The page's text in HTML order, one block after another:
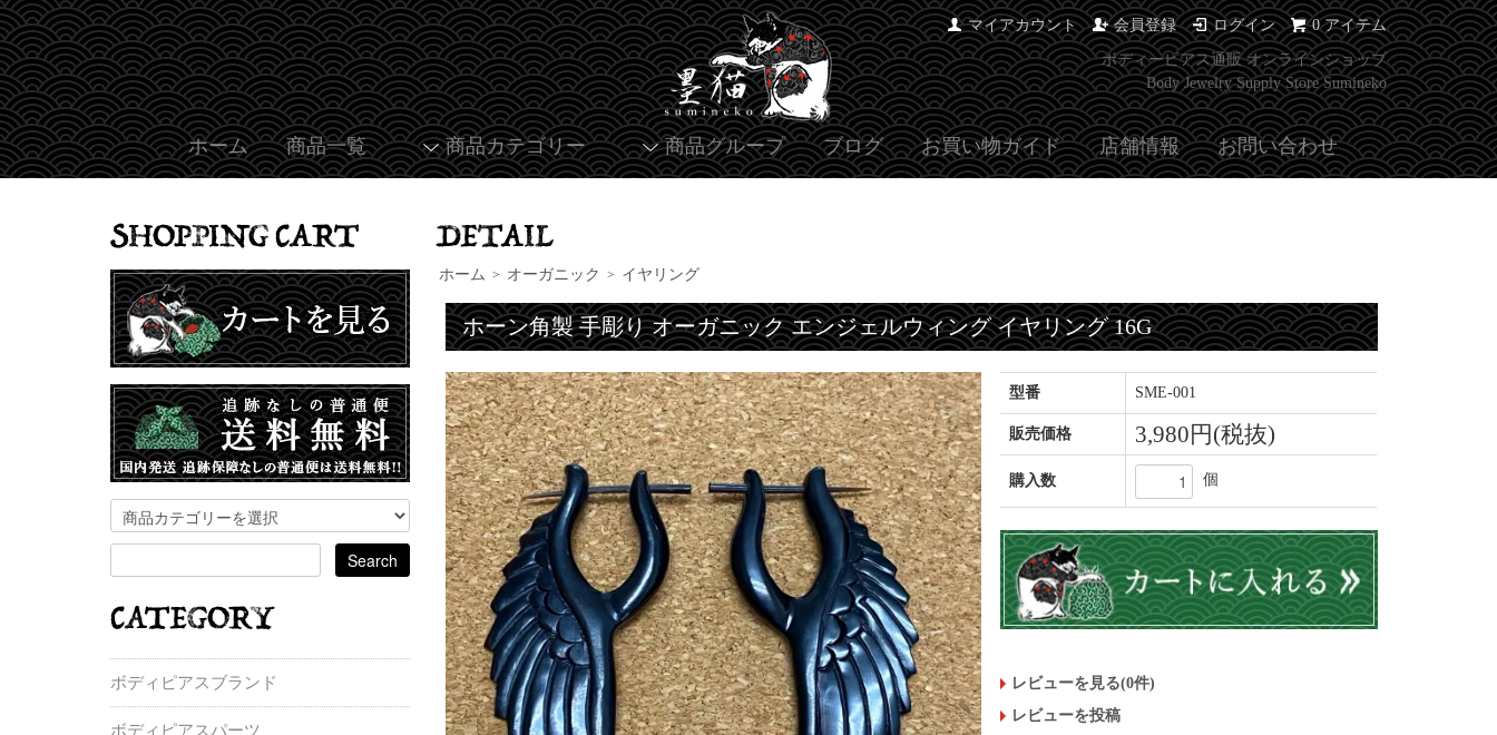
マイアカウント 会員登録 ログイン 0 アイテム
ボディーピアス通販 オンラインショップ
Body Jewelry Supply Store Sumineko
ホーム 商品一覧 商品カテゴリー 商品グループ ブログ お買い物ガイド 店舗情報 お問い合わせ
ホーム > オーガニック > イヤリング
ホーン角製 手彫り オーガニック エンジェルウィング イヤリング 16G
型番 SME-001
販売価格 3,980円(税抜)
購入数 個
レビューを見る(0件)
レビューを投稿
ボディピアスブランド
ボディピアスパーツ